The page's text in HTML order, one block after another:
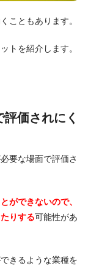
こともあります。
トを紹介します。
価されにく
要な場面で評価さ
ができないので、
りする可能性があ
きるような業種を